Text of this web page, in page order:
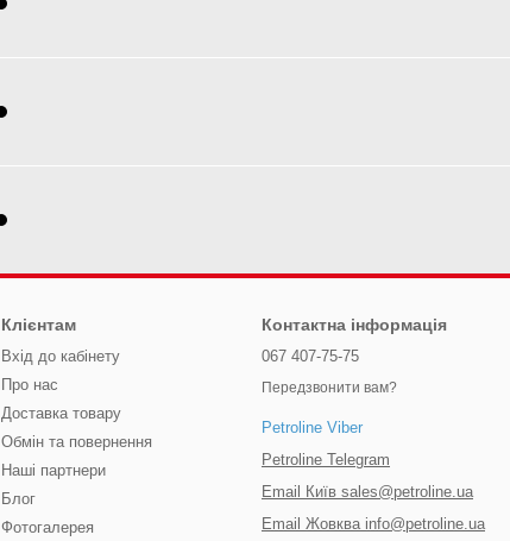
Клієнтам
Вхід до кабінету
Про нас
Доставка товару
Обмін та повернення
Наші партнери
Блог
Фотогалерея
Контактна інформація
067 407-75-75
Передзвонити вам?
Petroline Viber
Petroline Telegram
Email Київ sales@petroline.ua
Email Жовква info@petroline.ua